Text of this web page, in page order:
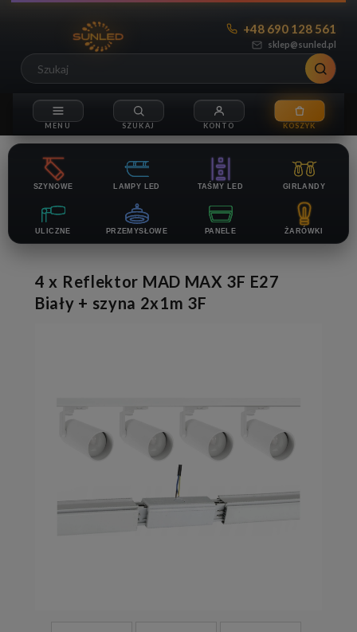
sklep@sunled.pl
+48 690 128 561
SZYNOWE LAMPY LED TAŚMY LED GIRLANDY
ULICZNE PRZEMYSŁOWE PANELE ŻARÓWKI
4 x Reflektor MAD MAX 3F E27
Biały + szyna 2x1m 3F